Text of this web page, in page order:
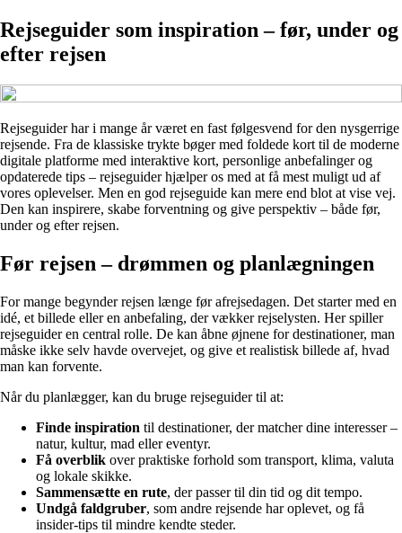
Rejseguider som inspiration – før, under og
efter rejsen
Rejseguider har i mange år været en fast følgesvend for den nysgerrige
rejsende. Fra de klassiske trykte bøger med foldede kort til de moderne
digitale platforme med interaktive kort, personlige anbefalinger og
opdaterede tips – rejseguider hjælper os med at få mest muligt ud af
vores oplevelser. Men en god rejseguide kan mere end blot at vise vej.
Den kan inspirere, skabe forventning og give perspektiv – både før,
under og efter rejsen.
Før rejsen – drømmen og planlægningen
For mange begynder rejsen længe før afrejsedagen. Det starter med en
idé, et billede eller en anbefaling, der vækker rejselysten. Her spiller
rejseguider en central rolle. De kan åbne øjnene for destinationer, man
måske ikke selv havde overvejet, og give et realistisk billede af, hvad
man kan forvente.
Når du planlægger, kan du bruge rejseguider til at:
Finde inspiration til destinationer, der matcher dine interesser –
natur, kultur, mad eller eventyr.
Få overblik over praktiske forhold som transport, klima, valuta
og lokale skikke.
Sammensætte en rute, der passer til din tid og dit tempo.
Undgå faldgruber, som andre rejsende har oplevet, og få
insider-tips til mindre kendte steder.